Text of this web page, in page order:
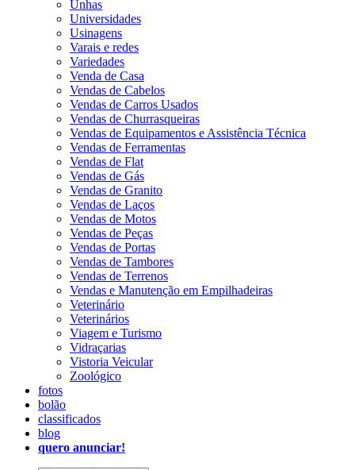
Unhas
Universidades
Usinagens
Varais e redes
Variedades
Venda de Casa
Vendas de Cabelos
Vendas de Carros Usados
Vendas de Churrasqueiras
Vendas de Equipamentos e Assistência Técnica
Vendas de Ferramentas
Vendas de Flat
Vendas de Gás
Vendas de Granito
Vendas de Laços
Vendas de Motos
Vendas de Peças
Vendas de Portas
Vendas de Tambores
Vendas de Terrenos
Vendas e Manutenção em Empilhadeiras
Veterinário
Veterinários
Viagem e Turismo
Vidraçarias
Vistoria Veicular
Zoológico
fotos
bolão
classificados
blog
quero anunciar!